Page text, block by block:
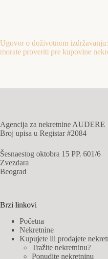
Ugovor o doživotnom
morate proveriti pre kupovine
Agencija za nekretnine AUDERE
Broj upisa u Registar #2084
Šesnaestog oktobra 15 PP. 601/6
Zvezdara
Beograd
Brzi linkovi
Početna
Nekretnine
Kupujete ili prodajete
Tražite nekretninu?
Ponudite nekretninu